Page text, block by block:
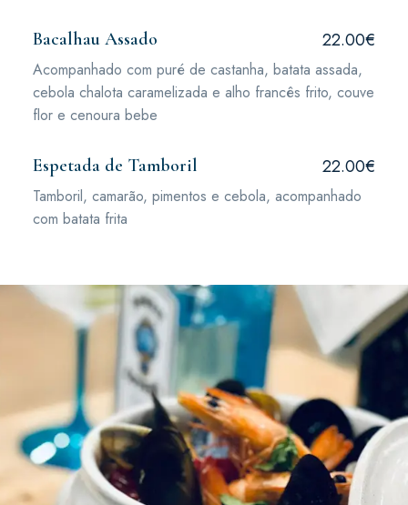
Bacalhau Assado 22.00€
Acompanhado com puré de castanha, batata assada,
cebola chalota caramelizada e alho francês frito, couve
flor e cenoura bebe
Espetada de Tamboril 22.00€
Tamboril, camarão, pimentos e cebola, acompanhado
com batata frita